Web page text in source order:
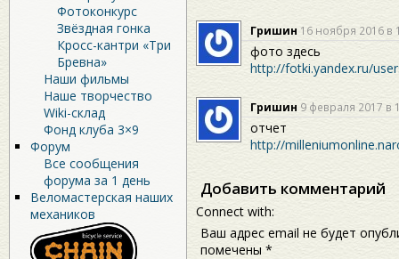
Фотоконкурс
Звёздная гонка
Кросс-кантри «Три
Бревна»
Наши фильмы
Наше творчество
Wiki-склад
Фонд клуба 3×9
Форум
Все сообщения
форума за 1 день
Веломастерская наших
механиков
Гришин 16 ноября 2016 в
фото здесь
http://fotki.yandex.ru/
Гришин 9 февраля 2017 в
отчет
http://
Добавить комментарий
Connect with:
Ваш адрес email не будет
помечены *